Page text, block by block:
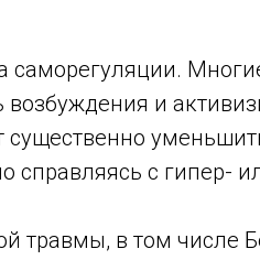
саморегуляции.
возбуждения и
существенно
справляясь с гипер-
травмы, в том